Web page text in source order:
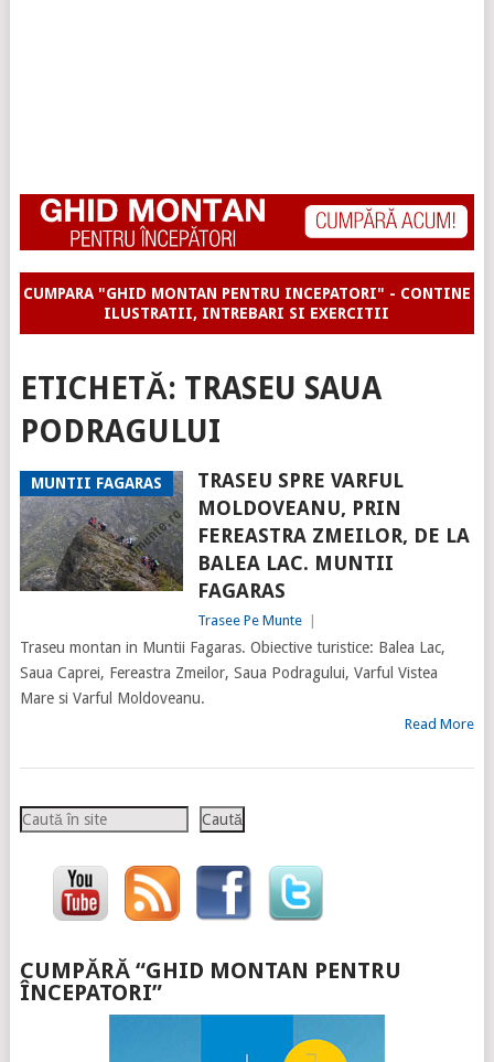
CUMPARA "GHID MONTAN PENTRU INCEPATORI" - CONTINE
ILUSTRATII, INTREBARI SI EXERCITII
ETICHETĂ: TRASEU SAUA
PODRAGULUI
MUNTII FAGARAS
TRASEU SPRE VARFUL
MOLDOVEANU, PRIN
FEREASTRA ZMEILOR, DE LA
BALEA LAC. MUNTII
FAGARAS
Trasee Pe Munte
Traseu montan in Muntii Fagaras. Obiective turistice: Balea Lac,
Saua Caprei, Fereastra Zmeilor, Saua Podragului, Varful Vistea
Mare si Varful Moldoveanu.
Read More
Caută Caută
CUMPĂRĂ “GHID MONTAN PENTRU
ÎNCEPATORI”